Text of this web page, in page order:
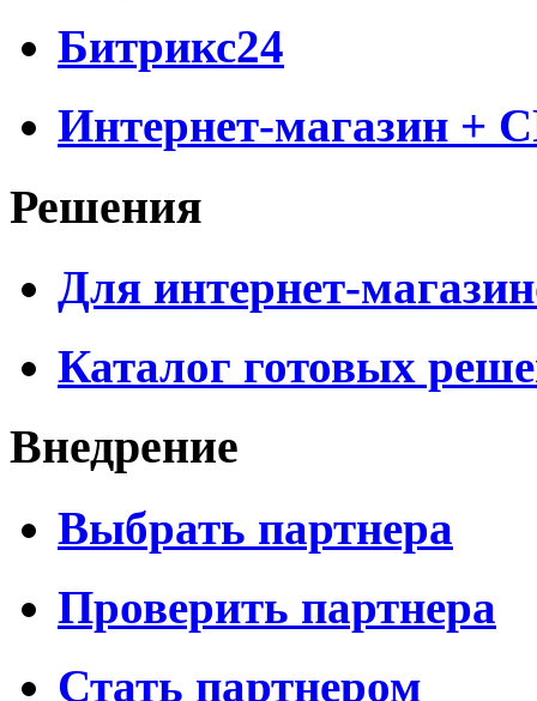
Битрикс24
Интернет-магазин +
Решения
Для интернет-
Каталог готовых
Внедрение
Выбрать партнера
Проверить партнера
Стать партнером